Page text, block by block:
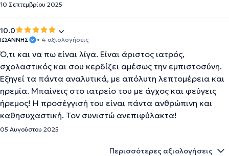
10 Σεπτεμβρίου 2025
10.0
ΙΩΑΝΝΗΣ • 4 αξιολογήσεις
Ό,τι και να πω είναι λίγα. Είναι άριστος ιατρός,
σχολαστικός και σου κερδίζει αμέσως την εμπιστοσύνη.
Εξηγεί τα πάντα αναλυτικά, με απόλυτη λεπτομέρεια και
ηρεμία. Μπαίνεις στο ιατρείο του με άγχος και φεύγεις
ήρεμος! Η προσέγγισή του είναι πάντα ανθρώπινη και
καθησυχαστική. Τον συνιστώ ανεπιφύλακτα!
05 Αυγούστου 2025
Περισσότερες αξιολογήσεις